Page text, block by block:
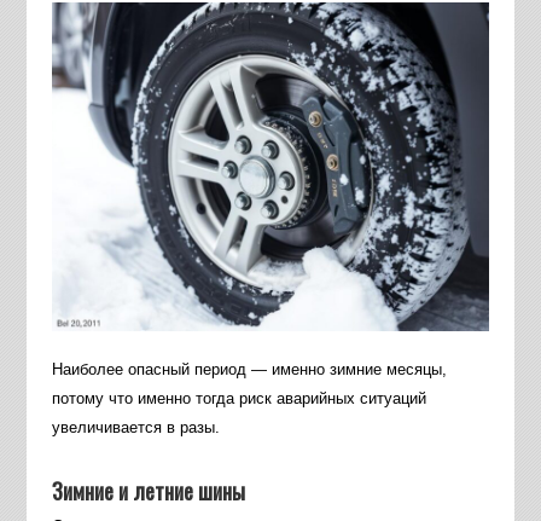
Наиболее опасный период — именно зимние месяцы,
потому что именно тогда риск аварийных ситуаций
увеличивается в разы.
Зимние и летние шины